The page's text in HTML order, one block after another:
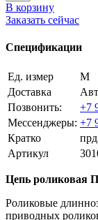
В корзину
Заказать сейчас
Спецификации
Ед. измер
М
Доставка
Позвонить:
+7
Мессенджеры: +7
Кратко
Артикул
Цепь роликовая
Роликовые
приводных